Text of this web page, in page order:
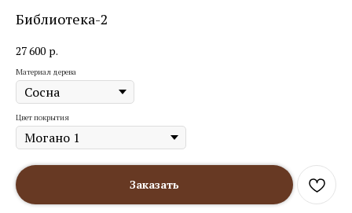
Библиотека-2
27 600 р.
Материал дерева
Цвет покрытия
Заказать